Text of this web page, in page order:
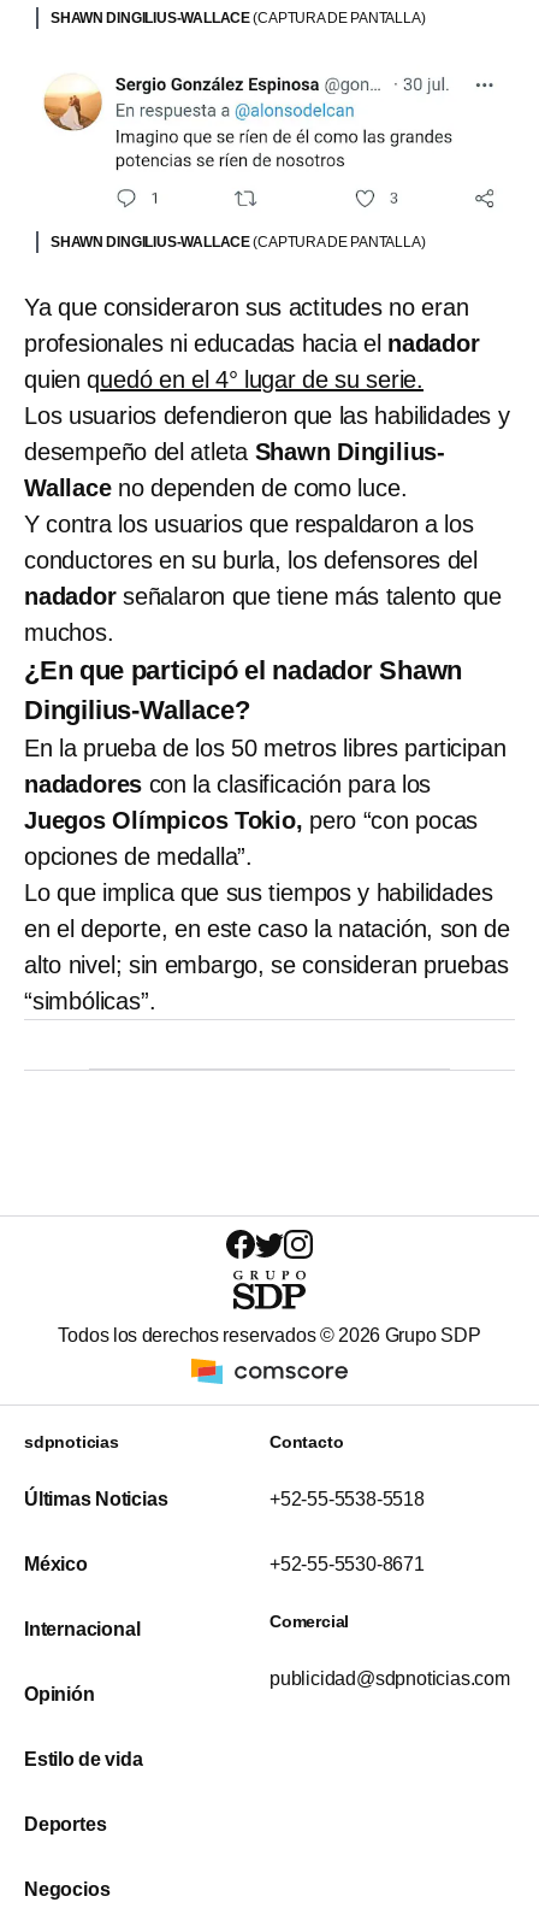
SHAWN DINGILIUS-WALLACE(CAPTURA DE PANTALLA)
SHAWN DINGILIUS-WALLACE(CAPTURA DE PANTALLA)
Ya que consideraron sus actitudes no eran
profesionales ni educadas hacia el nadador
quien quedó en el 4° lugar de su serie.
Los usuarios defendieron que las habilidades y
desempeño del atleta Shawn Dingilius-
Wallace no dependen de como luce.
Y contra los usuarios que respaldaron a los
conductores en su burla, los defensores del
nadador señalaron que tiene más talento que
muchos.
¿En que participó el nadador Shawn
Dingilius-Wallace?
En la prueba de los 50 metros libres participan
nadadores con la clasificación para los
Juegos Olímpicos Tokio, pero “con pocas
opciones de medalla”.
Lo que implica que sus tiempos y habilidades
en el deporte, en este caso la natación, son de
alto nivel; sin embargo, se consideran pruebas
“simbólicas”.
Todos los derechos reservados © 2026 Grupo SDP
sdpnoticias
Últimas Noticias
México
Internacional
Opinión
Estilo de vida
Deportes
Negocios
Contacto
+52-55-5538-5518
+52-55-5530-8671
Comercial
publicidad@sdpnoticias.com